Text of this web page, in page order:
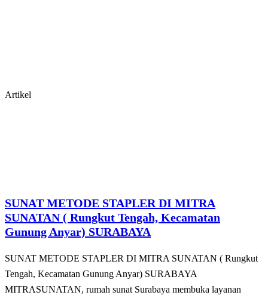
Artikel
SUNAT METODE STAPLER DI MITRA
SUNATAN ( Rungkut Tengah, Kecamatan
Gunung Anyar) SURABAYA
SUNAT METODE STAPLER DI MITRA SUNATAN ( Rungkut
Tengah, Kecamatan Gunung Anyar) SURABAYA
MITRASUNATAN, rumah sunat Surabaya membuka layanan